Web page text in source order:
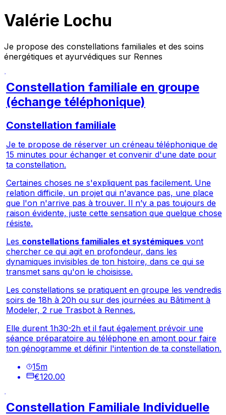
Valérie Lochu
Je propose des constellations familiales et des soins
énergétiques et ayurvédiques sur Rennes
Constellation familiale en groupe
(échange téléphonique)
Constellation familiale
Je te propose de réserver un créneau téléphonique de
15 minutes pour échanger et convenir d'une date pour
ta constellation.
Certaines choses ne s'expliquent pas facilement. Une
relation difficile, un projet qui n'avance pas, une place
que l'on n'arrive pas à trouver. Il n’y a pas toujours de
raison évidente, juste cette sensation que quelque chose
résiste.
Les constellations familiales et systémiquesvont
chercher ce qui agit en profondeur, dans les
dynamiques invisibles de ton histoire, dans ce qui se
transmet sans qu'on le choisisse.
Les constellations se pratiquent en groupe les vendredis
soirs de 18h à 20h ou sur des journées au Bâtiment à
Modeler, 2 rue Trasbot à Rennes.
Elle durent 1h30-2h et il faut également prévoir une
séance préparatoire au téléphone en amont pour faire
ton génogramme et définir l'intention de ta constellation.
15m
€120.00
Constellation Familiale Individuelle